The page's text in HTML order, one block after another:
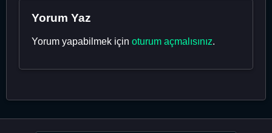
Yorum Yaz
Yorum yapabilmek için oturum açmalısınız.